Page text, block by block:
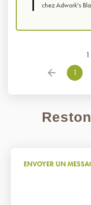
chez Adwork's
1
ENVOYER UN